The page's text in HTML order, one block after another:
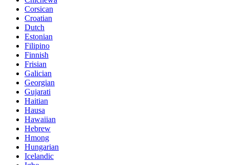
Corsican
Croatian
Dutch
Estonian
Filipino
Finnish
Frisian
Galician
Georgian
Gujarati
Haitian
Hausa
Hawaiian
Hebrew
Hmong
Hungarian
Icelandic